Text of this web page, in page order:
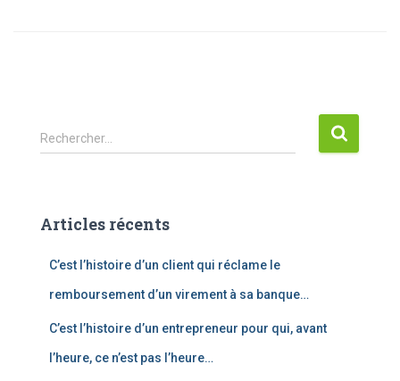
R
e
r
Rechercher…
Articles récents
C’est l’histoire d’un client qui réclame le
remboursement d’un virement à sa banque…
C’est l’histoire d’un entrepreneur pour qui, avant
l’heure, ce n’est pas l’heure…